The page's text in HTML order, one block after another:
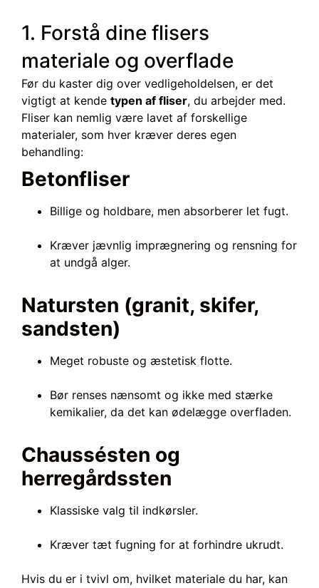
1. Forstå dine flisers
materiale og overflade
Før du kaster dig over vedligeholdelsen, er det
vigtigt at kende typen af fliser, du arbejder med.
Fliser kan nemlig være lavet af forskellige
materialer, som hver kræver deres egen
behandling:
Betonfliser
Billige og holdbare, men absorberer let fugt.
Kræver jævnlig imprægnering og rensning for
at undgå alger.
Natursten (granit, skifer,
sandsten)
Meget robuste og æstetisk flotte.
Bør renses nænsomt og ikke med stærke
kemikalier, da det kan ødelægge overfladen.
Chaussésten og
herregårdssten
Klassiske valg til indkørsler.
Kræver tæt fugning for at forhindre ukrudt.
Hvis du er i tvivl om, hvilket materiale du har, kan